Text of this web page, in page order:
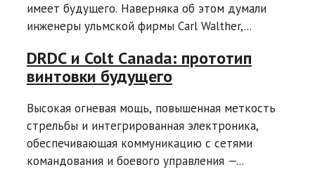
имеет будущего. Наверняка об этом думали
инженеры ульмской фирмы Carl Walther,...
DRDC и Colt Canada: прототип
винтовки будущего
Высокая огневая мощь, повышенная меткость
стрельбы и интегрированная электроника,
обеспечивающая коммуникацию с сетями
командования и боевого управления —...